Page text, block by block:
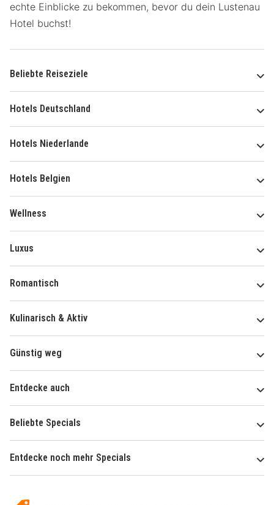
echte Einblicke zu bekommen, bevor du dein Lustenau
Hotel buchst!
Beliebte Reiseziele
Hotels Deutschland
Hotels Niederlande
Hotels Belgien
Wellness
Luxus
Romantisch
Kulinarisch & Aktiv
Günstig weg
Entdecke auch
Beliebte Specials
Entdecke noch mehr Specials
Hotelspecials